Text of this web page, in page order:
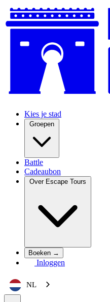
Kies je stad
Groepen
Battle
Cadeaubon
Over Escape Tours
Boeken →
Inloggen
NL